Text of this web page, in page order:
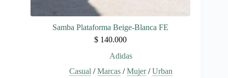
Samba Plataforma Beige-Blanca FE
$ 140.000
Adidas
Casual /Marcas/Mujer/Urban